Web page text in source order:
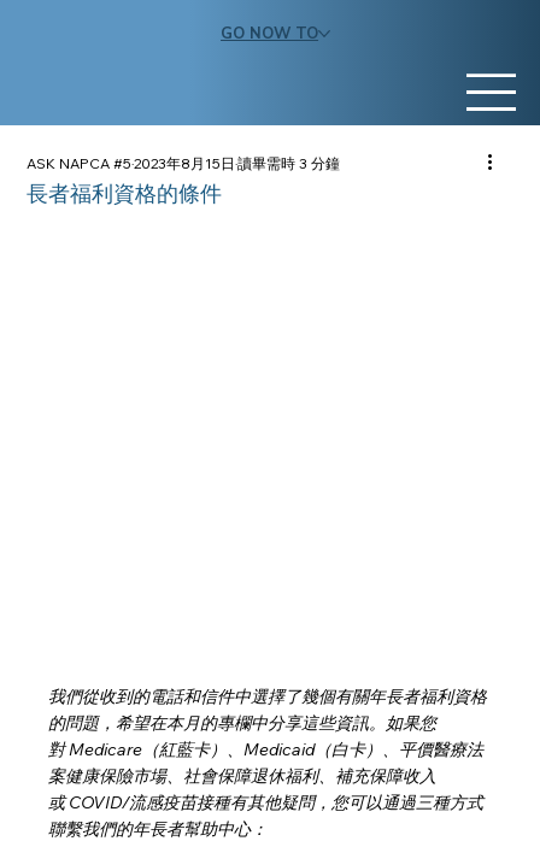
GO NOW TO
長者福利資格的條件
ASK NAPCA #52023年8月15日讀畢需時 3 分鐘
我們從收到的電話和信件中選擇了幾個有關年長者福利資格
的問題，希望在本月的專欄中分享這些資訊。如果您
對 Medicare（紅藍卡）、Medicaid（白卡）、平價醫療法
案健康保險市場、社會保障退休福利、補充保障收入
或 COVID/流感疫苗接種有其他疑問，您可以通過三種方式
聯繫我們的年長者幫助中心：